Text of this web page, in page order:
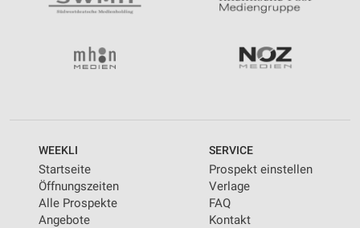
WEEKLI
Startseite
Öffnungszeiten
Alle Prospekte
Angebote
SERVICE
Prospekt einstellen
Verlage
FAQ
Kontakt